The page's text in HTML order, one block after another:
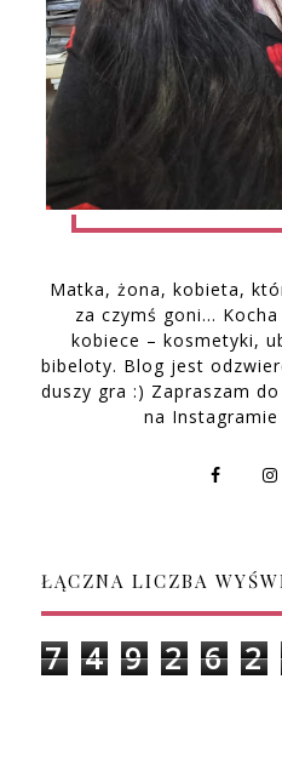
Matka, żona, kobieta,
za czymś goni…
kobiece – kosmetyki,
bibeloty. Blog jest
duszy gra :) Zapraszam
na
ŁĄCZNA LICZBA
7 4 9 2 6 2